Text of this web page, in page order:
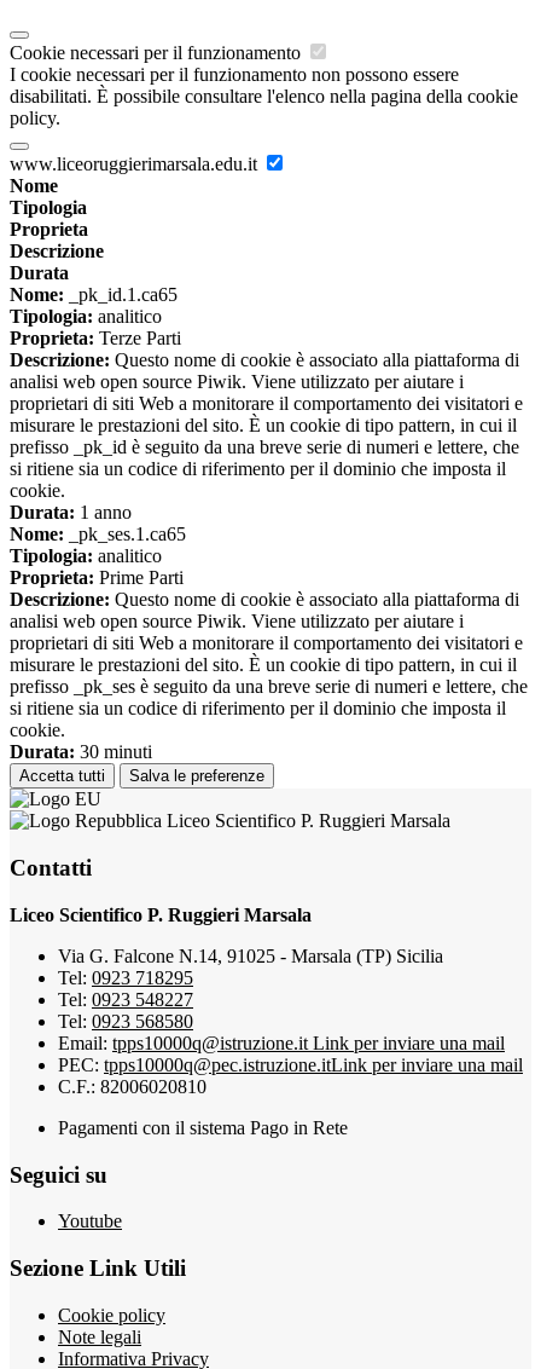
Cookie necessari per il funzionamento
I cookie necessari per il funzionamento non possono essere
disabilitati. È possibile consultare l'elenco nella pagina della cookie
policy.
www.liceoruggierimarsala.edu.it
Nome
Tipologia
Proprieta
Descrizione
Durata
Nome: _pk_id.1.ca65
Tipologia: analitico
Proprieta: Terze Parti
Descrizione: Questo nome di cookie è associato alla piattaforma di
analisi web open source Piwik. Viene utilizzato per aiutare i
proprietari di siti Web a monitorare il comportamento dei visitatori e
misurare le prestazioni del sito. È un cookie di tipo pattern, in cui il
prefisso _pk_id è seguito da una breve serie di numeri e lettere, che
si ritiene sia un codice di riferimento per il dominio che imposta il
cookie.
Durata: 1 anno
Nome: _pk_ses.1.ca65
Tipologia: analitico
Proprieta: Prime Parti
Descrizione: Questo nome di cookie è associato alla piattaforma di
analisi web open source Piwik. Viene utilizzato per aiutare i
proprietari di siti Web a monitorare il comportamento dei visitatori e
misurare le prestazioni del sito. È un cookie di tipo pattern, in cui il
prefisso _pk_ses è seguito da una breve serie di numeri e lettere, che
si ritiene sia un codice di riferimento per il dominio che imposta il
cookie.
Durata: 30 minuti
Accetta tutti Salva le preferenze
Liceo Scientifico P. Ruggieri Marsala
Contatti
Liceo Scientifico P. Ruggieri Marsala
Via G. Falcone N.14, 91025 - Marsala (TP) Sicilia
Tel: 0923 718295
Tel: 0923 548227
Tel: 0923 568580
Email: tpps10000q@istruzione.it Link per inviare una mail
PEC: tpps10000q@pec.istruzione.itLink per inviare una mail
C.F.: 82006020810
Pagamenti con il sistema Pago in Rete
Seguici su
Youtube
Sezione Link Utili
Cookie policy
Note legali
Informativa Privacy